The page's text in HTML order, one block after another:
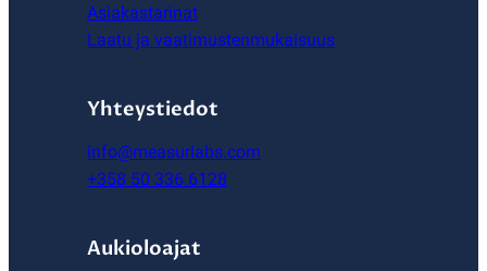
Asiakastarinat
Laatu ja vaatimustenmukaisuus
Yhteystiedot
info@measurlabs.com
+358 50 336 6128
Aukioloajat